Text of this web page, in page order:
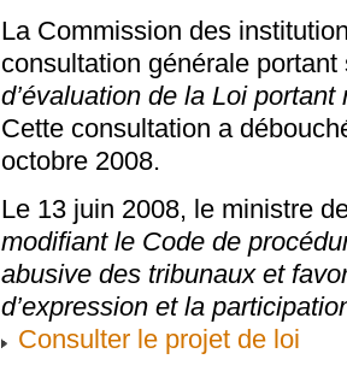
La Commission des
consultation générale
d’évaluation de la Loi
Cette consultation a
octobre 2008.
Le 13 juin 2008, le ministre
modifiant le Code de
abusive des tribunaux et
d’expression et la
Consulter le projet de loi